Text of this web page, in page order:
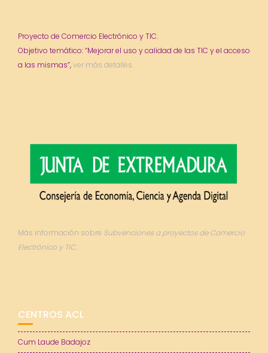
Proyecto de Comercio Electrónico y TIC.
Objetivo temático: “Mejorar el uso y calidad de las TIC y el acceso
a las mismas”,ver más detalles.
Más información sobre Subvenciones a proyectos de Comercio
Electrónico y TIC.
CENTROS ACL
Cum Laude Badajoz